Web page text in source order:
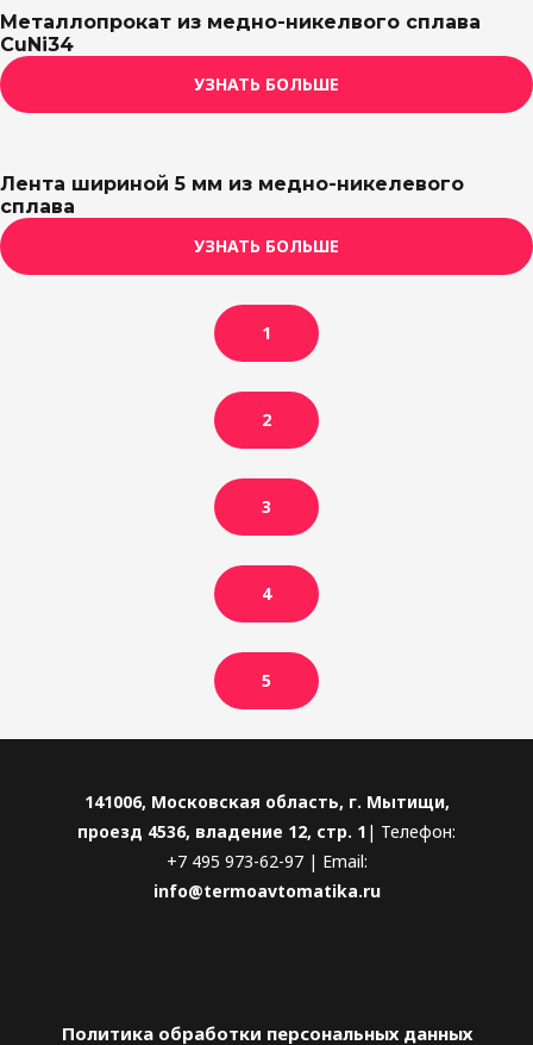
Металлопрокат из медно-никелвого сплава
CuNi34
УЗНАТЬ БОЛЬШЕ
Лента шириной 5 мм из медно-никелевого
сплава
УЗНАТЬ БОЛЬШЕ
1
2
3
4
5
141006, Московская область, г. Мытищи,
проезд 4536, владение 12, стр. 1 | Телефон:
+7 495 973-62-97 | Email:
info@termoavtomatika.ru
Политика обработки персональных данных